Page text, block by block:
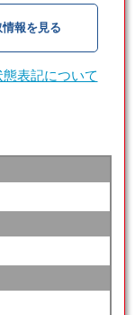
情報を見る
表記について